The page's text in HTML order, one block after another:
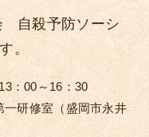
自殺予防ソーシ
。
00～16：30
修室（盛岡市永井